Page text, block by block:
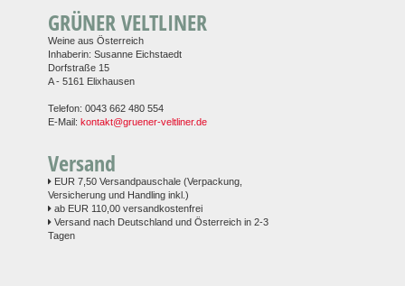
GRÜNER VELTLINER
Weine aus Österreich
Inhaberin: Susanne Eichstaedt
Dorfstraße 15
A - 5161 Elixhausen
Telefon: 0043 662 480 554
E-Mail: kontakt@gruener-veltliner.de
Versand
EUR 7,50 Versandpauschale (Verpackung,
Versicherung und Handling inkl.)
ab EUR 110,00 versandkostenfrei
Versand nach Deutschland und Österreich in 2-3
Tagen